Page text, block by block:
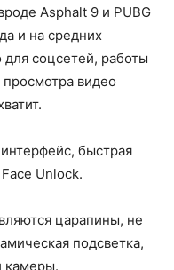
Asphalt 9 и PUBG
и на средних
для соцсетей, работы
видео
быстрая
Unlock.
царапины, не
подсветка,
камеры.